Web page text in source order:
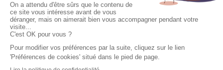
Copyright © 2026 Kactus Tous droits réservés
Conditions générales d'utilisation
Mentions légales
Signaler un contenu
Accessibilité : non conforme